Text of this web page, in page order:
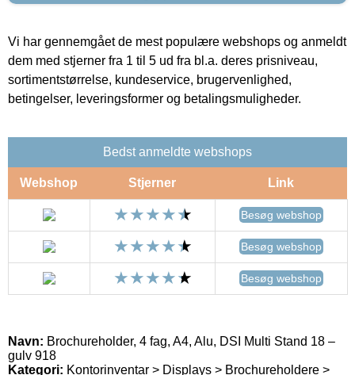
Vi har gennemgået de mest populære webshops og anmeldt
dem med stjerner fra 1 til 5 ud fra bl.a. deres prisniveau,
sortimentstørrelse, kundeservice, brugervenlighed,
betingelser, leveringsformer og betalingsmuligheder.
Bedst anmeldte webshops
Webshop Stjerner Link
Besøg webshop
Besøg webshop
Besøg webshop
Navn: Brochureholder, 4 fag, A4, Alu, DSI Multi Stand 18 –
gulv 918
Kategori: Kontorinventar > Displays > Brochureholdere >